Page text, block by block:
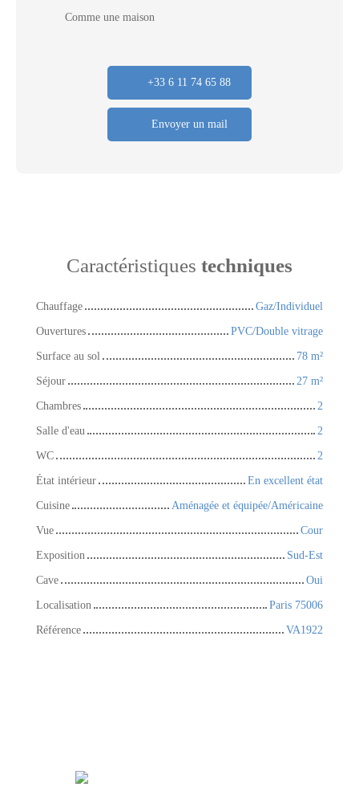
Comme une maison
+33 6 11 74 65 88
Envoyer un mail
Caractéristiques techniques
Chauffage
Gaz/Individuel
Ouvertures
PVC/Double vitrage
Surface au sol
78 m²
Séjour
27 m²
Chambres
2
Salle d'eau
2
WC
2
État intérieur
En excellent état
Cuisine
Aménagée et équipée/Américaine
Vue
Cour
Exposition
Sud-Est
Cave
Oui
Localisation
Paris 75006
Référence
VA1922